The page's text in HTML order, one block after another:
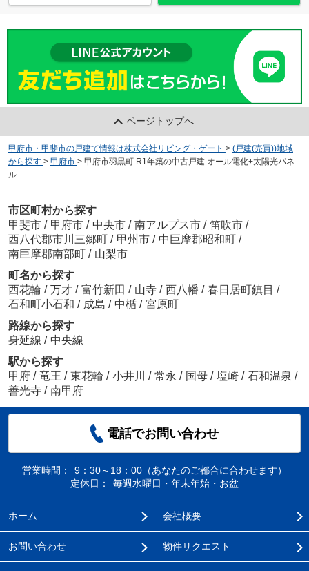
ページトップへ
甲府市・甲斐市の戸建て情報は株式会社リビング・ゲート > (戸建(売買))地域
から探す > 甲府市 > 甲府市羽黒町 R1年築の中古戸建 オール電化+太陽光パネ
ル
市区町村から探す
甲斐市 / 甲府市 / 中央市 / 南アルプス市 / 笛吹市 /
西八代郡市川三郷町 / 甲州市 / 中巨摩郡昭和町 /
南巨摩郡南部町 / 山梨市
町名から探す
西花輪 / 万才 / 富竹新田 / 山寺 / 西八幡 / 春日居町鎮目 /
石和町小石和 / 成島 / 中楯 / 宮原町
路線から探す
身延線 / 中央線
駅から探す
甲府 / 竜王 / 東花輪 / 小井川 / 常永 / 国母 / 塩崎 / 石和温泉 /
善光寺 / 南甲府
電話でお問い合わせ
営業時間：
9：30～18：00（あなたのご都合に合わせます）
定休日：
毎週水曜日・年末年始・お盆
ホーム 会社概要
お問い合わせ 物件リクエスト